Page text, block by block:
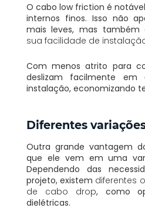
O cabo low friction é
internos finos. Isso não
mais leves, mas também
sua facilidade de
Com menos atrito para
deslizam facilmente em
instalação, economizando
Diferentes
Outra grande vantagem
que ele vem em uma
Dependendo das
projeto, existem diferentes
de cabo drop, como
dielétricas.